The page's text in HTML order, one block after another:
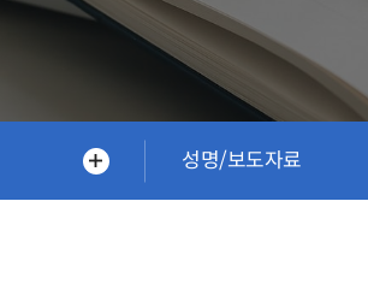
성명/보도자료